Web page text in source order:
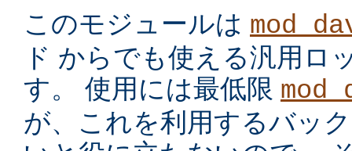
このモジュールは
ド からでも使える汎用ロ
す。 使用には最低限
が、これを利用するバッ